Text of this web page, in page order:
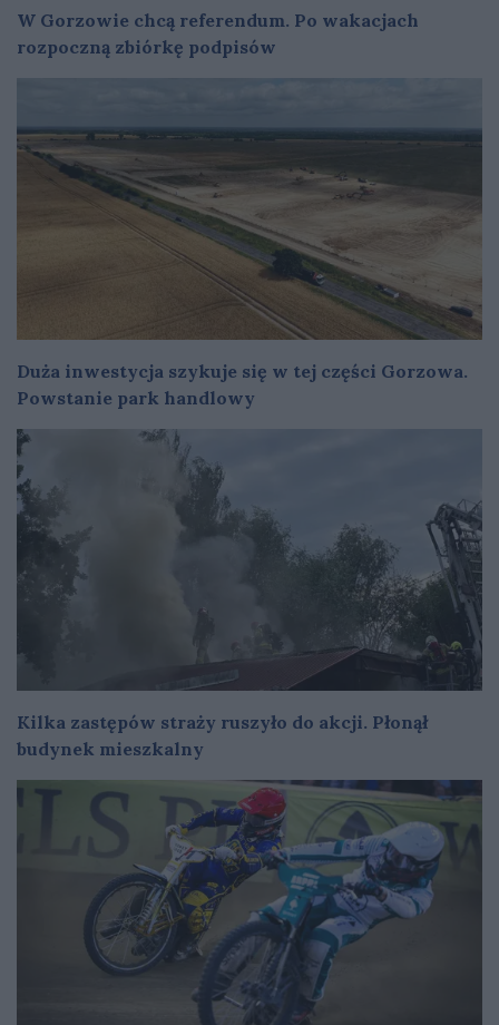
W Gorzowie chcą referendum. Po wakacjach
rozpoczną zbiórkę podpisów
Duża inwestycja szykuje się w tej części Gorzowa.
Powstanie park handlowy
Kilka zastępów straży ruszyło do akcji. Płonął
budynek mieszkalny